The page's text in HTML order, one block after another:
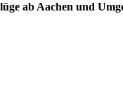
ab Aachen und